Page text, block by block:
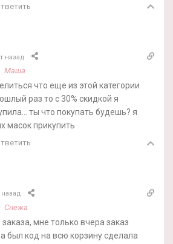
назад
Маша
что еще из этой категории
раз то с 30% скидкой я
ты что покупать будешь? я
масок прикупить
назад
Снежа
мне только вчера заказ
был код на всю корзину сделала